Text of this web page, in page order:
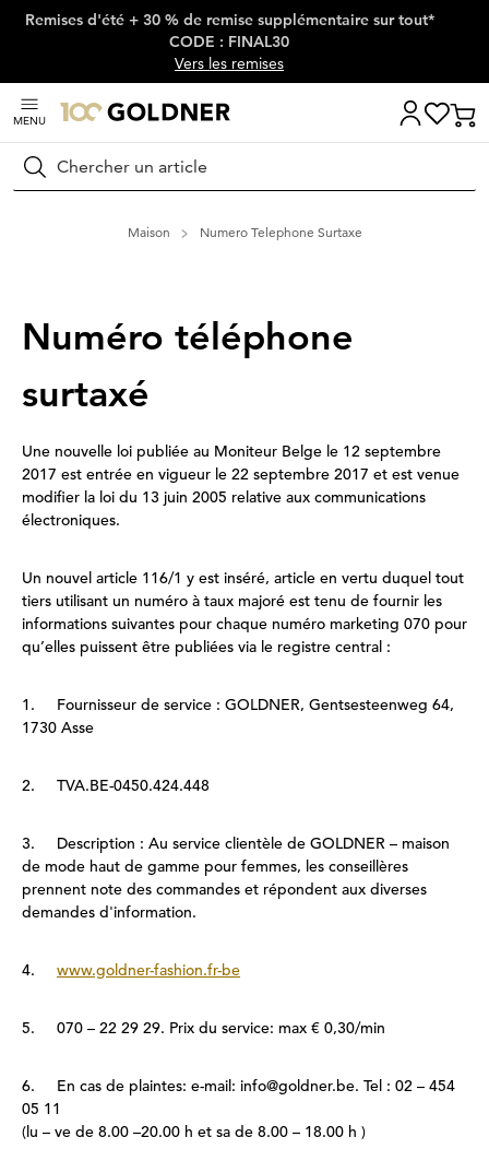
Passer la navigation, aller directement au contenu
Remises d'été + 30 % de remise supplémentaire sur tout*
CODE : FINAL30
Vers les remises
MENU
Rechercher
Maison Numero Telephone Surtaxe
Numéro téléphone
surtaxé
Une nouvelle loi publiée au Moniteur Belge le 12 septembre
2017 est entrée en vigueur le 22 septembre 2017 et est venue
modifier la loi du 13 juin 2005 relative aux communications
électroniques.
Un nouvel article 116/1 y est inséré, article en vertu duquel tout
tiers utilisant un numéro à taux majoré est tenu de fournir les
informations suivantes pour chaque numéro marketing 070 pour
qu’elles puissent être publiées via le registre central :
1. Fournisseur de service : GOLDNER, Gentsesteenweg 64,
1730 Asse
2. TVA.BE-0450.424.448
3. Description : Au service clientèle de GOLDNER – maison
de mode haut de gamme pour femmes, les conseillères
prennent note des commandes et répondent aux diverses
demandes d'information.
4. www.goldner-fashion.fr-be
5. 070 – 22 29 29. Prix du service: max € 0,30/min
6. En cas de plaintes: e-mail: info@goldner.be. Tel : 02 – 454
05 11
(lu – ve de 8.00 –20.00 h et sa de 8.00 – 18.00 h )